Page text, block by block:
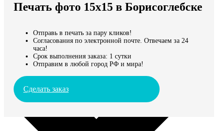
Мы доставляем по всему миру
Продолжить без города
Печать фото 15х15 в Борисоглебске
Отправь в печать за пару кликов!
Согласования по электронной почте. Отвечаем за 24
часа!
Срок выполнения заказа: 1 сутки
Отправим в любой город РФ и мира!
Сделать заказ